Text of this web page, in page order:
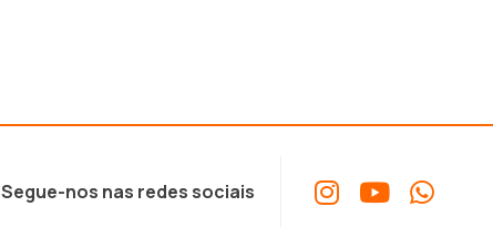
Segue-nos nas redes sociais